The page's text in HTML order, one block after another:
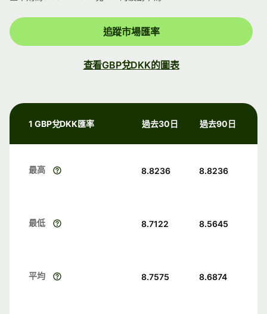
追蹤市場匯率
查看GBP兌DKK的圖表
1 GBP兌DKK匯率 過去30日 過去90日
最高 8.8236 8.8236
最低 8.7122 8.5645
平均 8.7575 8.6874